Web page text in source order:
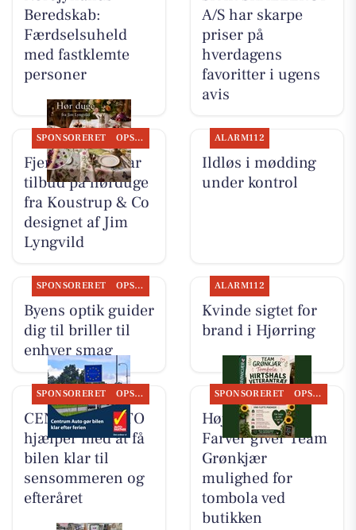
Beredskab:
Færdselsuheld
med fastklemte
personer
A/S har skarpe
priser på
hverdagens
favoritter i ugens
avis
SPONSORERET OPSLAGSTAVLEN
Fjerrenseriet har
tilbud på hørduge
fra Koustrup & Co
designet af Jim
Lyngvild
ALARM112
Ildløs i mødding
under kontrol
SPONSORERET OPSLAGSTAVLEN
Byens optik guider
dig til briller til
enhver smag
ALARM112
Kvinde sigtet for
brand i Hjørring
SPONSORERET OPSLAGSTAVLEN
CENTRUM AUTO
hjælper med at få
bilen klar til
sensommeren og
efteråret
SPONSORERET OPSLAGSTAVLEN
Høj Data/Høj
Farver giver Team
Grønkjær
mulighed for
tombola ved
butikken